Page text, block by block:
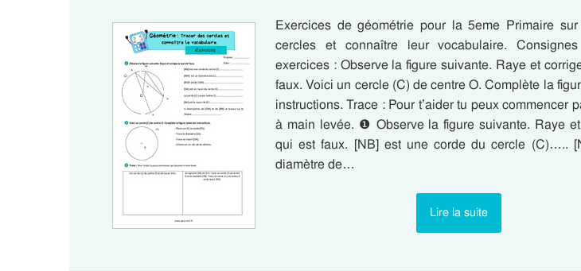
Exercices de géométrie pour la 5eme Primaire
cercles et connaître leur vocabulaire.
exercices : Observe la figure suivante. Raye et
faux. Voici un cercle (C) de centre O. Complète la
instructions. Trace : Pour t’aider tu peux commencer
à main levée. ❶ Observe la figure suivante. Raye
qui est faux. [NB] est une corde du cercle (C)…..
diamètre de…
Lire la suite